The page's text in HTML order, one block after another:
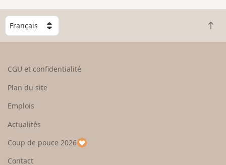
C
h
o
e
u
p
a
R
e
CGU et confidentialité
Plan du site
Emplois
Actualités
Coup de pouce 2026
Contact